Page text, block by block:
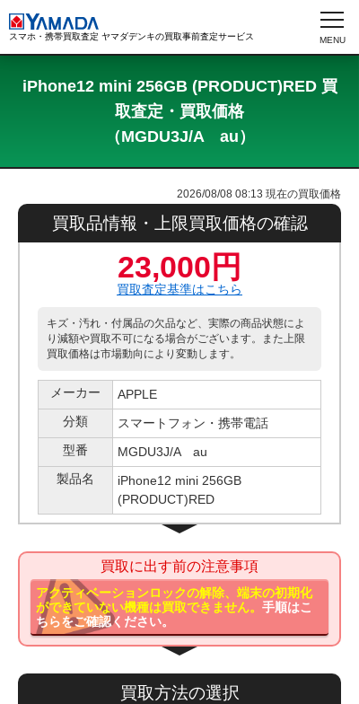
スマホ・携帯買取査定 ヤマダデンキの買取事前査定サービス
iPhone12 mini 256GB (PRODUCT)RED 買
取査定・買取価格
（MGDU3J/A au）
2026/08/08 08:13 現在の買取価格
買取品情報・上限買取価格の確認
23,000円
買取査定基準はこちら
キズ・汚れ・付属品の欠品など、実際の商品状態によ
り減額や買取不可になる場合がございます。また上限
買取価格は市場動向により変動します。
メーカー
APPLE
分類
スマートフォン・携帯電話
型番
MGDU3J/A au
製品名
iPhone12 mini 256GB
(PRODUCT)RED
買取に出す前の注意事項
アクティベーションロックの解除、端末の初期化
ができていない機種は買取できません。手順はこ
ちらをご確認ください。
買取方法の選択